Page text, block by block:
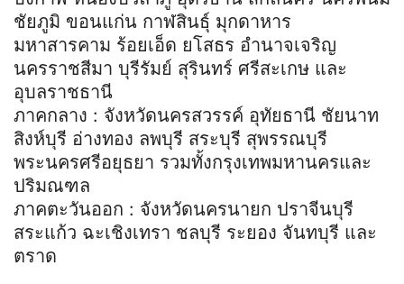
ชัยภูมิ ขอนแก่น กาฬสินธุ์ มุกดาหาร
มหาสารคาม ร้อยเอ็ด ยโสธร อำนาจเจริญ
นครราชสีมา บุรีรัมย์ สุรินทร์ ศรีสะเกษ และ
อุบลราชธานี
ภาคกลาง : จังหวัดนครสวรรค์ อุทัยธานี ชัยนาท
สิงห์บุรี อ่างทอง ลพบุรี สระบุรี สุพรรณบุรี
พระนครศรีอยุธยา รวมทั้งกรุงเทพมหานครและ
ปริมณฑล
ภาคตะวันออก : จังหวัดนครนายก ปราจีนบุรี
สระแก้ว ฉะเชิงเทรา ชลบุรี ระยอง จันทบุรี และ
ตราด